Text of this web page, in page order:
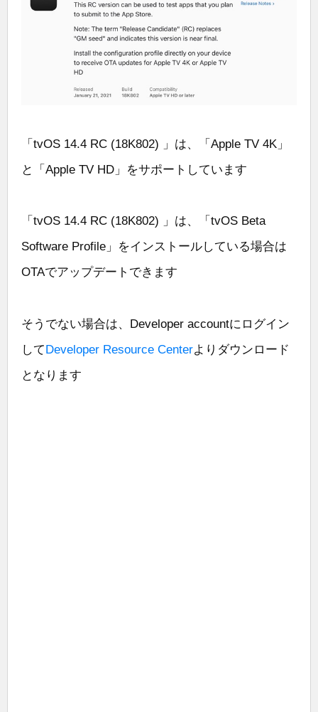
「tvOS 14.4 RC (18K802) 」は、「Apple TV 4K」
と「Apple TV HD」をサポートしています
「tvOS 14.4 RC (18K802) 」は、「tvOS Beta
Software Profile」をインストールしている場合は
OTAでアップデートできます
そうでない場合は、Developer accountにログイン
してDeveloper Resource Centerよりダウンロード
となります